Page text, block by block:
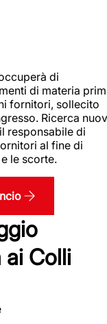
di
di materia
fornitori, sollecito
Ricerca
responsabile di
al fine di
le scorte.
Colli